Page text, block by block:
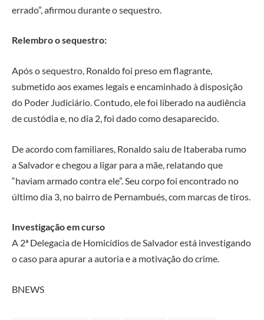
errado”, afirmou durante o sequestro.
Relembro o sequestro:
Após o sequestro, Ronaldo foi preso em flagrante,
submetido aos exames legais e encaminhado à disposição
do Poder Judiciário. Contudo, ele foi liberado na audiência
de custódia e, no dia 2, foi dado como desaparecido.
De acordo com familiares, Ronaldo saiu de Itaberaba rumo
a Salvador e chegou a ligar para a mãe, relatando que
“haviam armado contra ele”. Seu corpo foi encontrado no
último dia 3, no bairro de Pernambués, com marcas de tiros.
Investigação em curso
A 2ª Delegacia de Homicídios de Salvador está investigando
o caso para apurar a autoria e a motivação do crime.
BNEWS